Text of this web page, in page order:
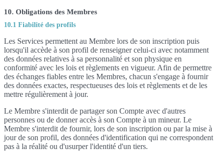
10. Obligations des Membres
10.1 Fiabilité des profils
Les Services permettent au Membre lors de son inscription puis
lorsqu'il accède à son profil de renseigner celui-ci avec notamment
des données relatives à sa personnalité et son physique en
conformité avec les lois et règlements en vigueur. Afin de permettre
des échanges fiables entre les Membres, chacun s'engage à fournir
des données exactes, respectueuses des lois et règlements et de les
mettre régulièrement à jour.
Le Membre s'interdit de partager son Compte avec d'autres
personnes ou de donner accès à son Compte à un mineur. Le
Membre s'interdit de fournir, lors de son inscription ou par la mise à
jour de son profil, des données d'identification qui ne correspondent
pas à la réalité ou d'usurper l'identité d'un tiers.